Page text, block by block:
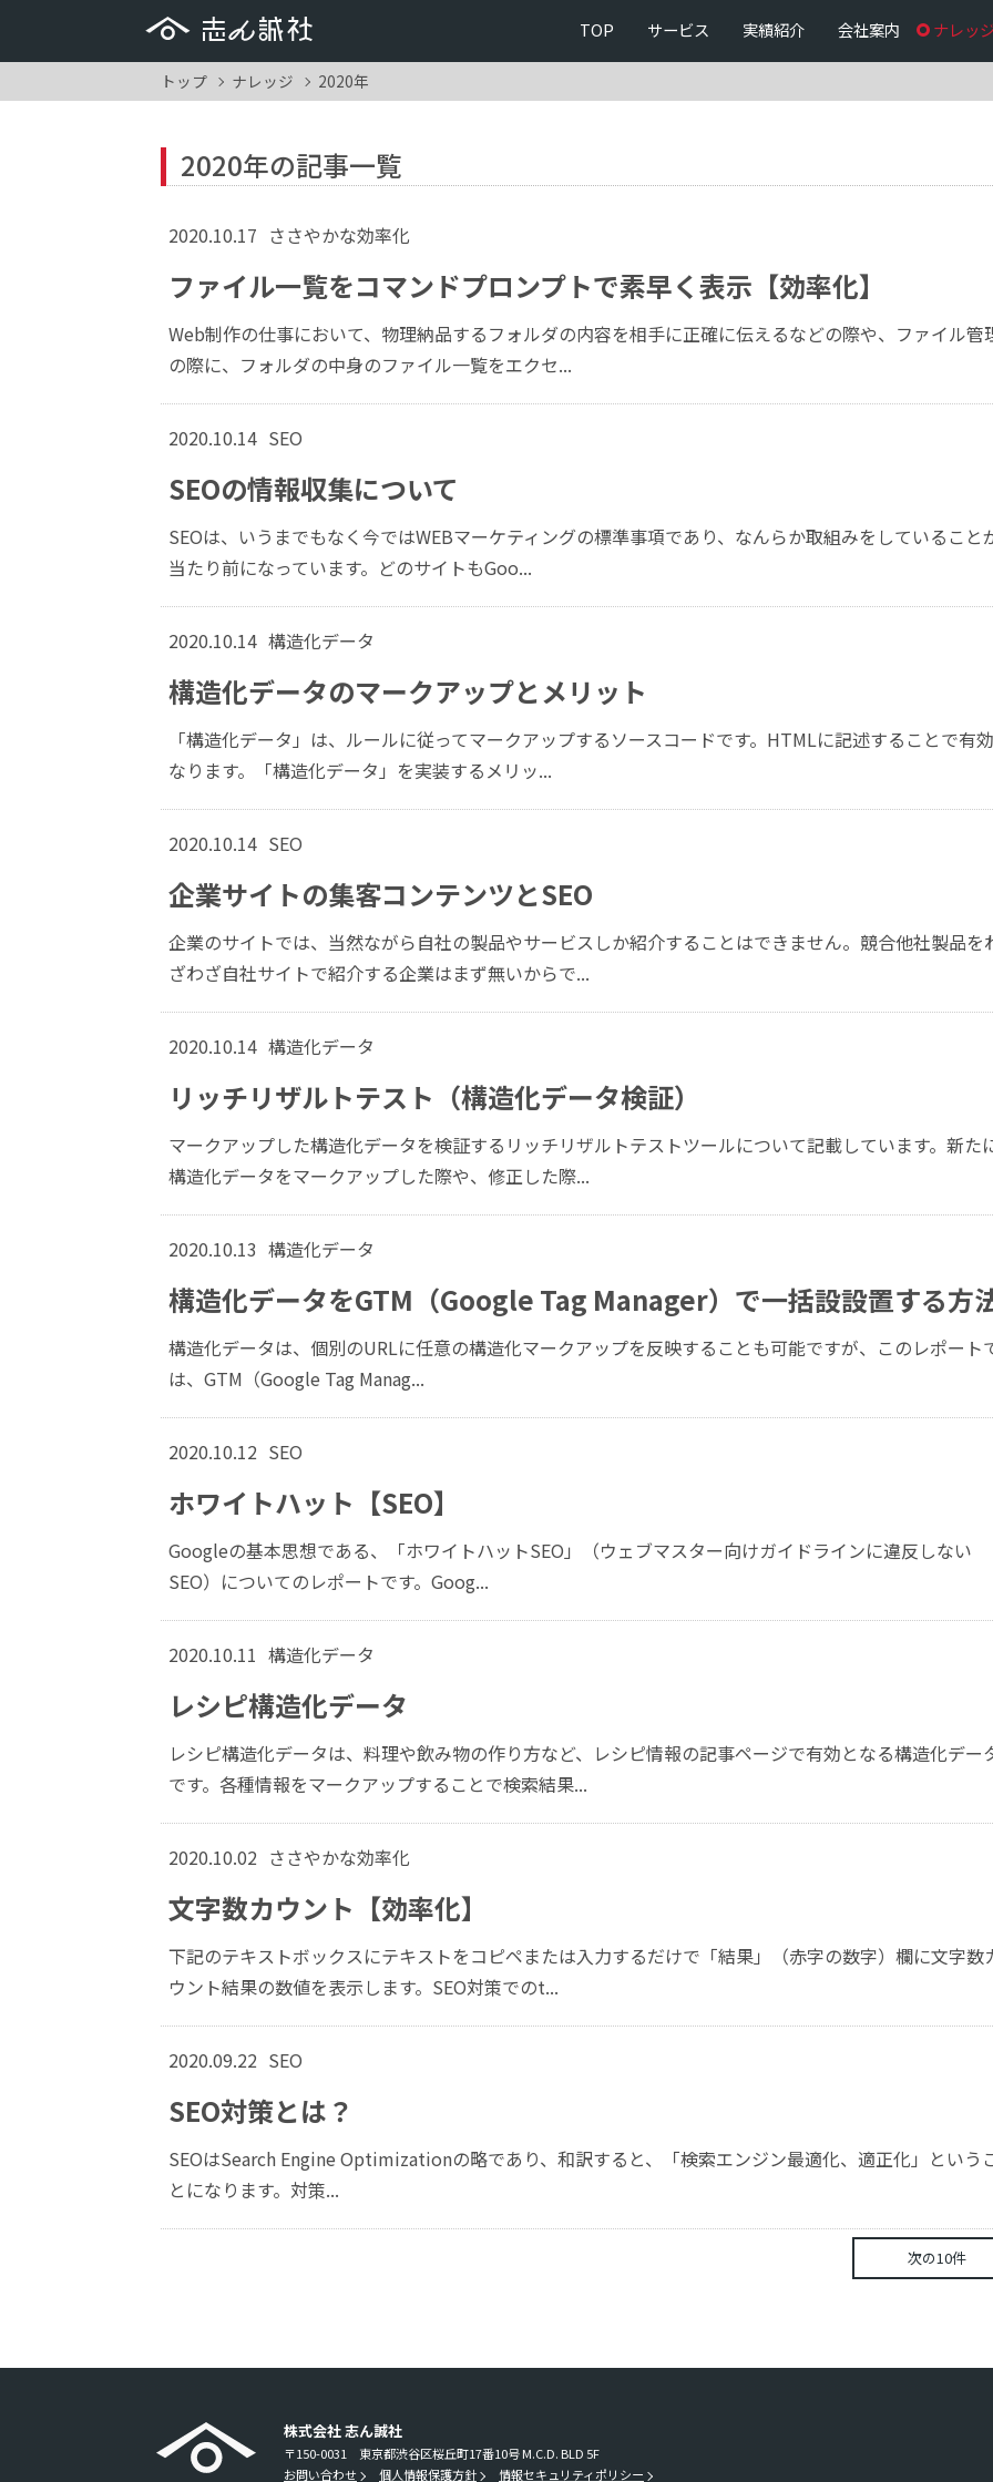
TOP サービス 実績紹介 会社案内 ナレッ
トップ ナレッジ 2020年
2020年の記事一覧
2020.10.17 ささやかな効率化
ファイル一覧をコマンドプロンプトで素早く表示【効率化】
Web制作の仕事において、物理納品するフォルダの内容を相手に正確に伝えるなどの際や、ファイル管
の際に、フォルダの中身のファイル一覧をエクセ...
2020.10.14 SEO
SEOの情報収集について
SEOは、いうまでもなく今ではWEBマーケティングの標準事項であり、なんらか取組みをしていること
当たり前になっています。どのサイトもGoo...
2020.10.14 構造化データ
構造化データのマークアップとメリット
「構造化データ」は、ルールに従ってマークアップするソースコードです。HTMLに記述することで有
なります。「構造化データ」を実装するメリッ...
2020.10.14 SEO
企業サイトの集客コンテンツとSEO
企業のサイトでは、当然ながら自社の製品やサービスしか紹介することはできません。競合他社製品を
ざわざ自社サイトで紹介する企業はまず無いからで...
2020.10.14 構造化データ
リッチリザルトテスト（構造化データ検証）
マークアップした構造化データを検証するリッチリザルトテストツールについて記載しています。新た
構造化データをマークアップした際や、修正した際...
2020.10.13 構造化データ
構造化データをGTM（Google Tag Manager）で一括設設置する方
構造化データは、個別のURLに任意の構造化マークアップを反映することも可能ですが、このレポート
は、GTM（Google Tag Manag...
2020.10.12 SEO
ホワイトハット【SEO】
Googleの基本思想である、「ホワイトハットSEO」（ウェブマスター向けガイドラインに違反しない
SEO）についてのレポートです。Goog...
2020.10.11 構造化データ
レシピ構造化データ
レシピ構造化データは、料理や飲み物の作り方など、レシピ情報の記事ページで有効となる構造化デー
です。各種情報をマークアップすることで検索結果...
2020.10.02 ささやかな効率化
文字数カウント【効率化】
下記のテキストボックスにテキストをコピペまたは入力するだけで「結果」（赤字の数字）欄に文字数
ウント結果の数値を表示します。SEO対策でのt...
2020.09.22 SEO
SEO対策とは？
SEOはSearch Engine Optimizationの略であり、和訳すると、「検索エンジン最適化、適正化」という
とになります。対策...
次の10件
株式会社 志ん誠社
〒150-0031
東京都渋谷区桜丘町17番10号 M.C.D. BLD 5F
お問い合わせ
個人情報保護方針 情報セキュリティポリシー